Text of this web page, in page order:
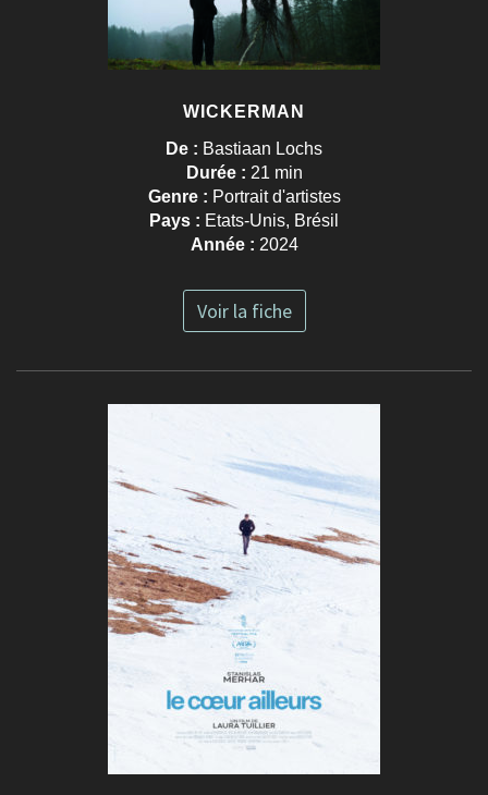
WICKERMAN
De : Bastiaan Lochs
Durée : 21 min
Genre : Portrait d'artistes
Pays : Etats-Unis, Brésil
Année : 2024
Voir la fiche